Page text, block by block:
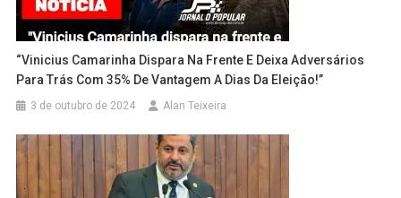
“Vinicius Camarinha Dispara Na Frente E Deixa Adversários
Para Trás Com 35% De Vantagem A Dias Da Eleição!”
3 de outubro de 2024 Alan Teixeira